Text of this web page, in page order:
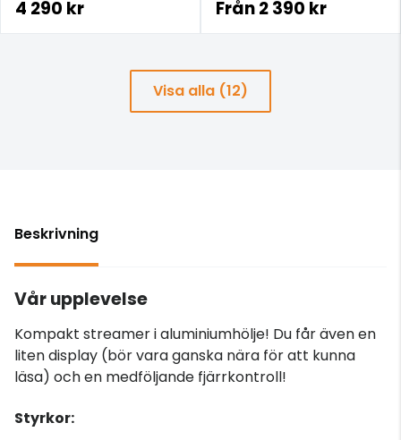
4 290 kr Från2 390 kr
Visa alla (12)
Beskrivning
Vår upplevelse
Kompakt streamer i aluminiumhölje! Du får även en
liten display (bör vara ganska nära för att kunna
läsa) och en medföljande fjärrkontroll!
Styrkor: